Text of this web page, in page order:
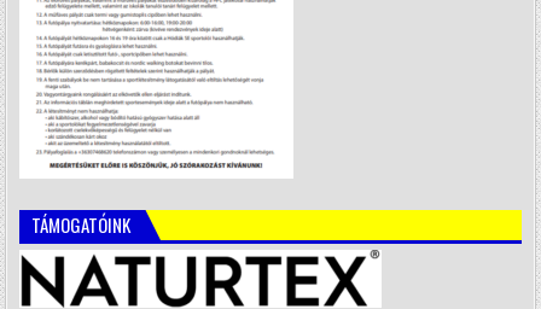
TÁMOGATÓINK